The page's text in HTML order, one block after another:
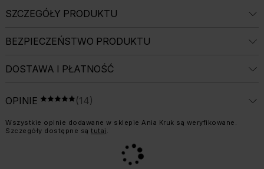
SZCZEGÓŁY PRODUKTU
BEZPIECZEŃSTWO PRODUKTU
DOSTAWA I PŁATNOŚĆ
OPINIE OCENA 5 NA 5ŚREDNIA OCENA: 5 Z 5, LICZBA OPINII:
(14)
Informacja o weryfikacji opinii:
Wszystkie opinie dodawane w sklepie Ania Kruk są weryfikowane.
Szczegóły dostępne są tutaj .